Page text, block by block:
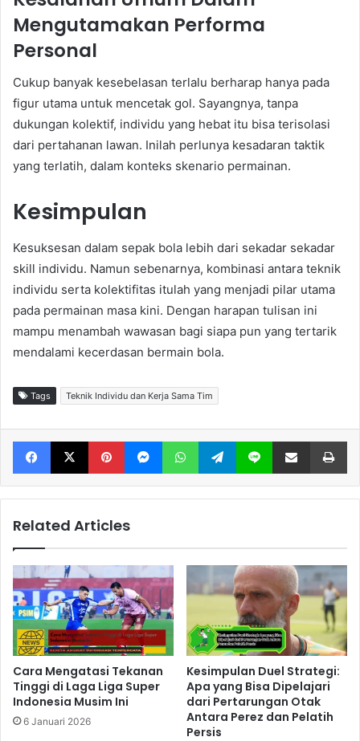
Mengutamakan Performa
Personal
Cukup banyak kesebelasan terlalu berharap hanya pada
figur utama untuk mencetak gol. Sayangnya, tanpa
dukungan kolektif, individu yang hebat itu bisa terisolasi
dari pertahanan lawan. Inilah perlunya kesadaran taktik
yang terlatih, dalam konteks skenario permainan.
Kesimpulan
Kesuksesan dalam sepak bola lebih dari sekadar sekadar
skill individu. Namun sebenarnya, kombinasi antara teknik
individu serta kolektifitas itulah yang menjadi pilar utama
pada permainan masa kini. Dengan harapan tulisan ini
mampu menambah wawasan bagi siapa pun yang tertarik
mendalami kecerdasan bermain bola.
Tags Teknik Individu dan Kerja Sama Tim
Facebook X Pinterest Messenger WhatsApp Telegram Line Share via Email
Related Articles
Cara Mengatasi Tekanan
Tinggi di Laga Liga Super
Indonesia Musim Ini
6 Januari 2026
Kesimpulan Duel Strategi:
Apa yang Bisa Dipelajari
dari Pertarungan Otak
Antara Perez dan Pelatih
Persis